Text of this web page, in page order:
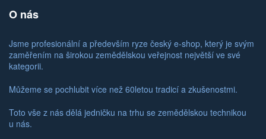
O nás
Jsme profesionální a především ryze český e-shop, který je svým
zaměřením na širokou zemědělskou veřejnost největší ve své
kategorii.
Můžeme se pochlubit více než 60letou tradicí a zkušenostmi.
Toto vše z nás dělá jedničku na trhu se zemědělskou technikou
u nás.